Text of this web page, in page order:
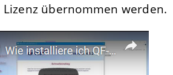
übernommen werden.